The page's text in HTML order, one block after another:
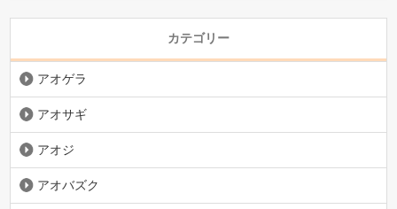
カテゴリー
アオゲラ
アオサギ
アオジ
アオバズク